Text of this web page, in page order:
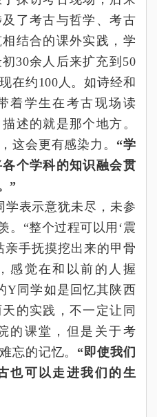
了考古与哲学、考古
结合的课外实践，学
30余人后来扩充到50
在约100 人。如诗经和
着学生在考古现场读
述的就是那个地方。
这会更有感染力。 “学
个学科的知识融会贯
”
学表示意犹未尽，未参
。 “整个过程可以用 ‘震
手抚摸挖出来的甲骨
感觉在和以前的人握
Y 同学如是回忆其陕西
的实践，不一定让同
的课堂，但是关于考
忘的记忆。 “ 即使我们
也可以走进我们的生